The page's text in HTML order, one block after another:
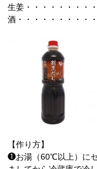
生姜・・・・・・・・
酒・・・・・・・・・
【作り方】
❶お湯（60℃以上）に